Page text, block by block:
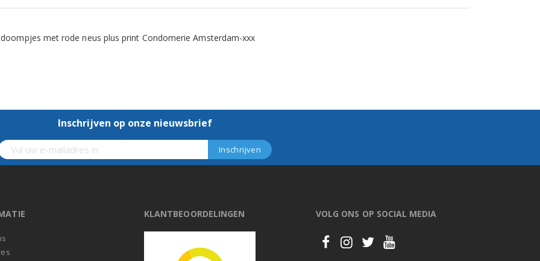
met rode neus plus print Condomerie Amsterdam-xxx
Inschrijven op onze nieuwsbrief
KLANTBEOORDELINGEN VOLG ONS OP SOCIAL MEDIA